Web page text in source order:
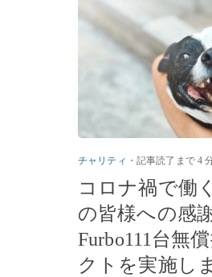
チャリティ ・ 記事読了まで 4
コロナ禍で働
の皆様への感
Furbo111台無
クトを実施し